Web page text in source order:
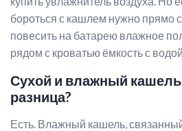
бороться с кашлем нужно прямо
повесить на батарею влажное
рядом с кроватью ёмкость с
Сухой и влажный кашель
разница?
Есть. Влажный кашель,